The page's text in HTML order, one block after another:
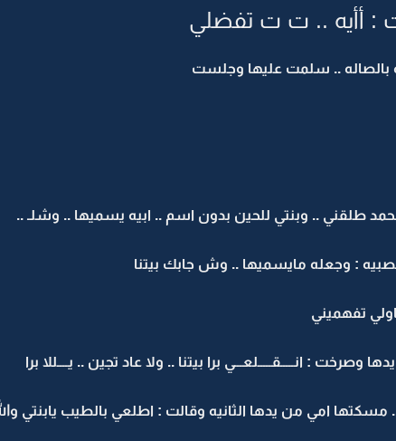
: أأيه .. ت ت تفضلي
بالصاله .. سلمت عليها وجلست
طلقني .. وبنتي للحين بدون اسم .. ابيه يسميها .. وشلـ ..
: وجعله مايسميها .. وش جابك بيتنا
تفهميني
: انـــــقـــــلعـــي برا بيتنا .. ولا عاد تجين .. يــــللا برا
امي من يدها الثانيه وقالت : اطلعي بالطيب يابنتي